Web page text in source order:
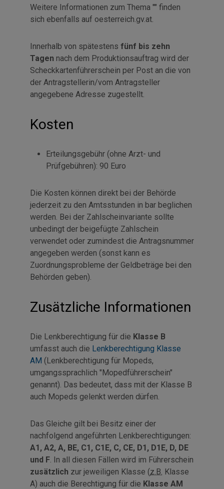
Weitere Informationen zum Thema "" finden
sich ebenfalls auf oesterreich.gv.at.
Innerhalb von spätestens fünf bis zehn
Tagen nach dem Produktionsauftrag wird der
Scheckkartenführerschein per Post an die von
der Antragstellerin/vom Antragsteller
angegebene Adresse zugestellt.
Kosten
Erteilungsgebühr (ohne Arzt- und
Prüfgebühren): 90 Euro
Die Kosten können direkt bei der Behörde
jederzeit zu den Amtsstunden in bar beglichen
werden. Bei der Zahlscheinvariante sollte
unbedingt der beigefügte Zahlschein
verwendet oder zumindest die Antragsnummer
angegeben werden (sonst kann es
Zuordnungsprobleme der Geldbeträge bei den
Behörden geben).
Zusätzliche Informationen
Die Lenkberechtigung für die Klasse B
umfasst auch die Lenkberechtigung Klasse
AM (Lenkberechtigung für Mopeds,
umgangssprachlich "Mopedführerschein"
genannt). Das bedeutet, dass mit der Klasse B
auch Mopeds gelenkt werden dürfen.
Das Gleiche gilt bei Besitz einer der
nachfolgend angeführten Lenkberechtigungen:
A1, A2, A, BE, C1, C1E, C, CE, D1, D1E, D, DE
und F. In all diesen Fällen wird im Führerschein
zusätzlich zur jeweiligen Klasse (z.B. Klasse
A) auch die Berechtigung für die Klasse AM